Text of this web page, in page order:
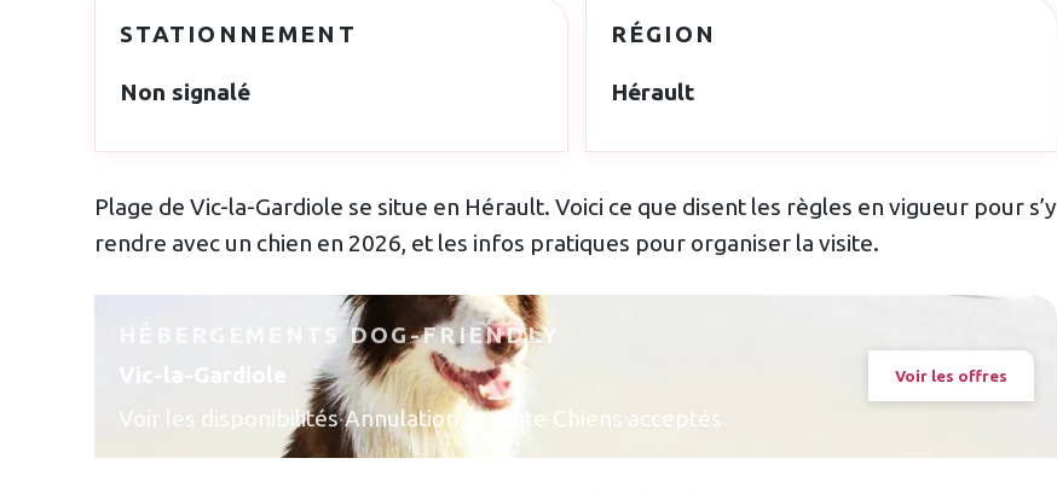
STATIONNEMENT
Non signalé
RÉGION
Hérault
Plage de Vic-la-Gardiole se situe en Hérault. Voici ce que disent les règles en vigueur pour s’y
rendre avec un chien en 2026, et les infos pratiques pour organiser la visite.
HÉBERGEMENTS DOG-FRIENDLY
Vic-la-Gardiole
Voir les disponibilités·Annulation gratuite Chiens acceptés
Voir les offres